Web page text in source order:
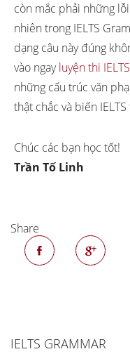
còn mắc phải những
nhiên trong IELTS
dạng câu này đúng
vào ngayluyện thi
những cấu trúc văn
thật chắc và biến
Chúc các bạn học tốt!
Trần Tố Linh
Share
IELTS GRAMMAR